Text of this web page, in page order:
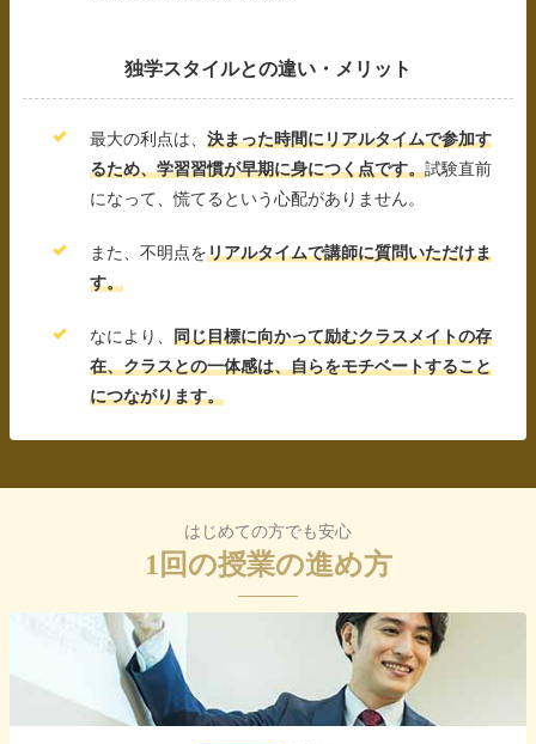
独学スタイルとの違い・メリット
最大の利点は、決まった時間にリアルタイムで参加す
るため、学習習慣が早期に身につく点です。試験直前
になって、慌てるという心配がありません。
また、不明点をリアルタイムで講師に質問いただけま
す。
なにより、同じ目標に向かって励むクラスメイトの存
在、クラスとの一体感は、自らをモチベートすること
につながります。
はじめての方でも安心
1回の授業の進め方